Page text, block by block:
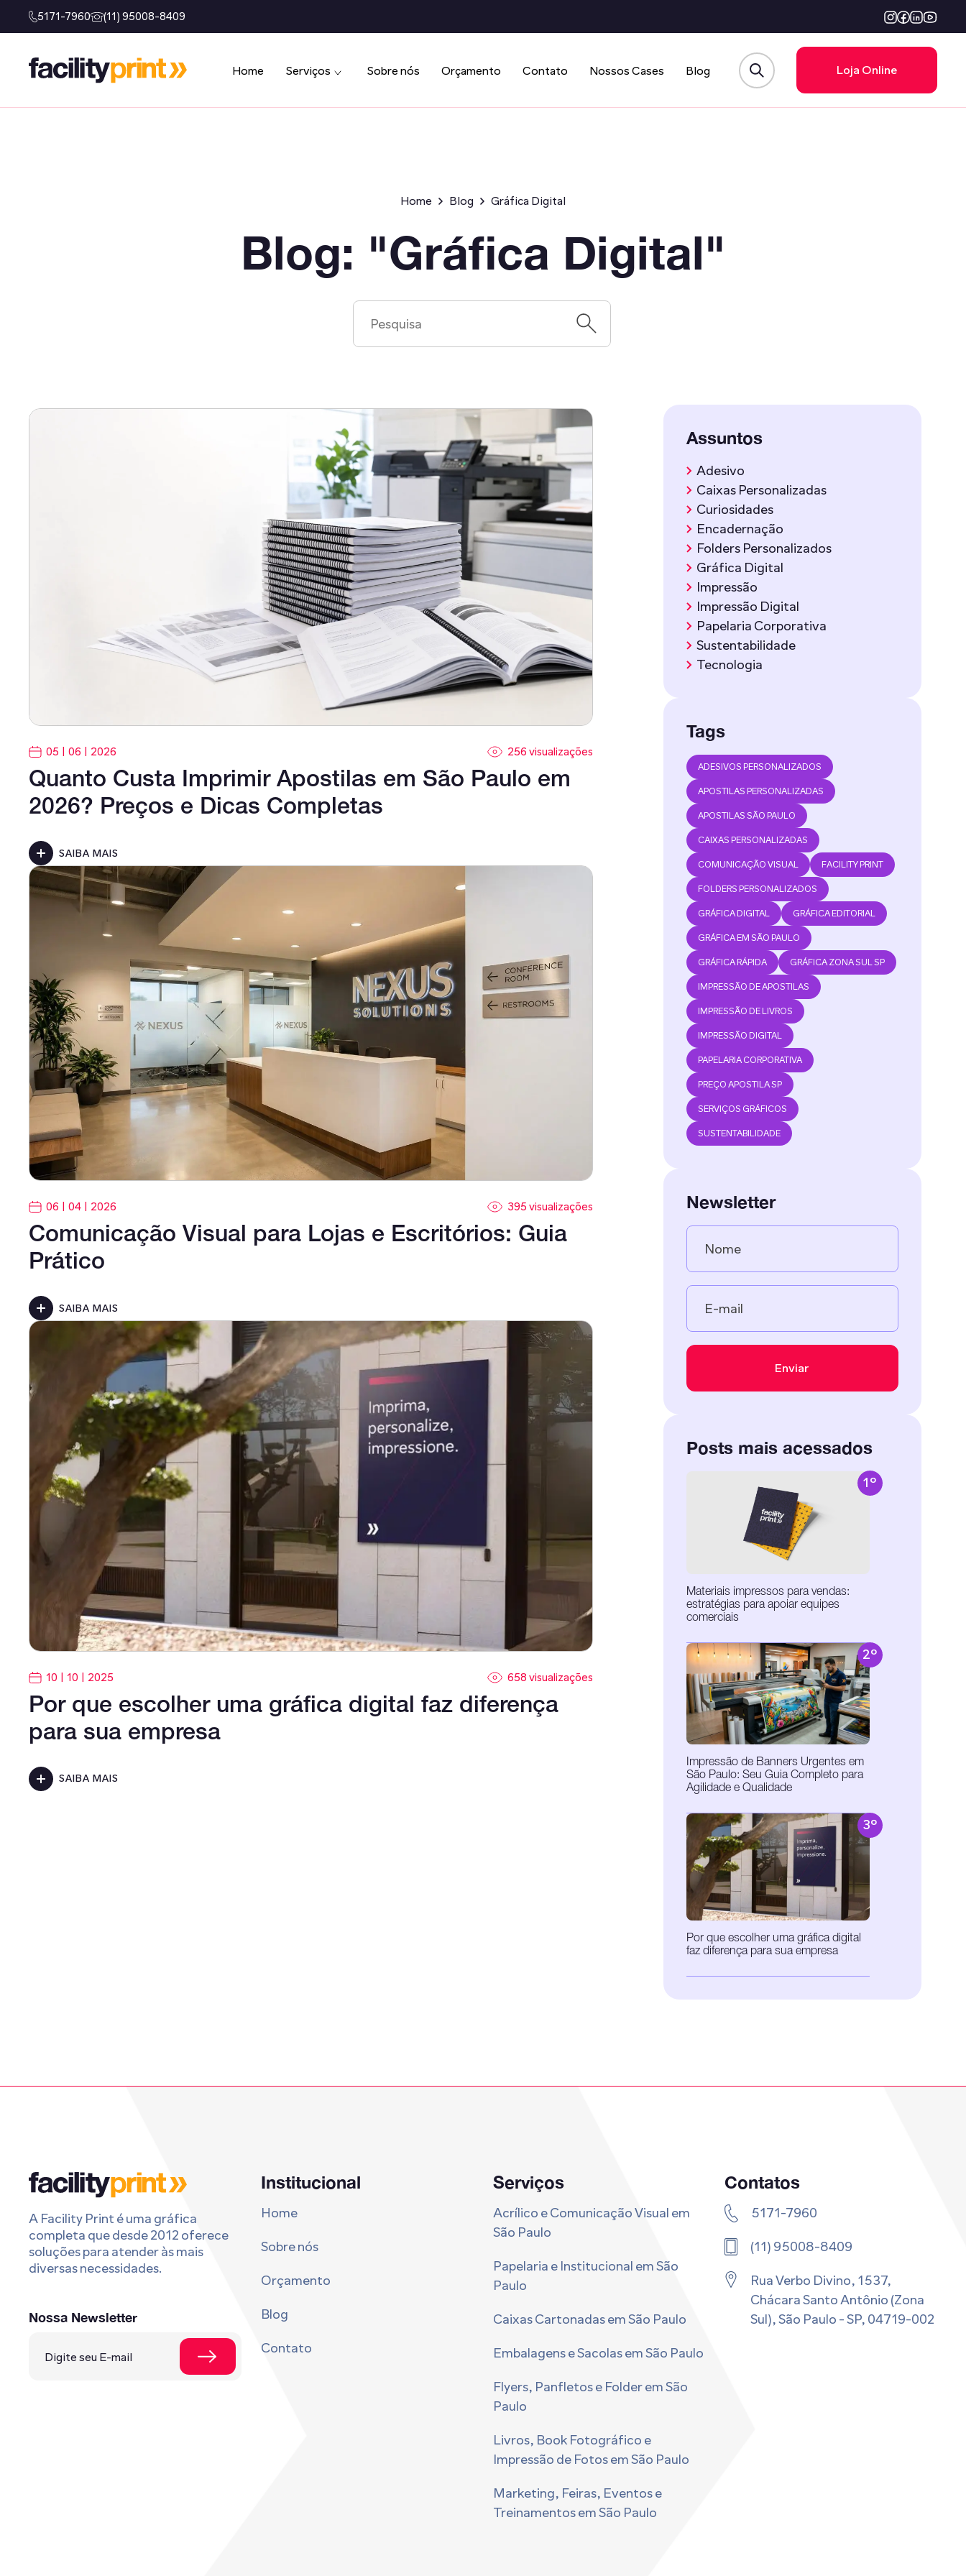
5171-7960 (11) 95008-8409
Home Serviços Sobre nós Orçamento Contato Nossos Cases Blog Loja Online
Home Blog Gráfica Digital
Blog: "Gráfica Digital"
05 | 06 | 2026 256 visualizações
Quanto Custa Imprimir Apostilas em São Paulo em
2026? Preços e Dicas Completas
SAIBA MAIS
06 | 04 | 2026 395 visualizações
Comunicação Visual para Lojas e Escritórios: Guia
Prático
SAIBA MAIS
10 | 10 | 2025 658 visualizações
Por que escolher uma gráfica digital faz diferença
para sua empresa
SAIBA MAIS
Assuntos
Adesivo
Caixas Personalizadas
Curiosidades
Encadernação
Folders Personalizados
Gráfica Digital
Impressão
Impressão Digital
Papelaria Corporativa
Sustentabilidade
Tecnologia
Tags
ADESIVOS PERSONALIZADOS
APOSTILAS PERSONALIZADAS
APOSTILAS SÃO PAULO
CAIXAS PERSONALIZADAS
COMUNICAÇÃO VISUAL FACILITY PRINT
FOLDERS PERSONALIZADOS
GRÁFICA DIGITAL GRÁFICA EDITORIAL
GRÁFICA EM SÃO PAULO
GRÁFICA RÁPIDA GRÁFICA ZONA SUL SP
IMPRESSÃO DE APOSTILAS
IMPRESSÃO DE LIVROS
IMPRESSÃO DIGITAL
PAPELARIA CORPORATIVA
PREÇO APOSTILA SP
SERVIÇOS GRÁFICOS
SUSTENTABILIDADE
Newsletter
Posts mais acessados
Materiais impressos para vendas:
estratégias para apoiar equipes
comerciais
1º
Impressão de Banners Urgentes em
São Paulo: Seu Guia Completo para
Agilidade e Qualidade
2º
Por que escolher uma gráfica digital
faz diferença para sua empresa
3º
A Facility Print é uma gráfica
completa que desde 2012 oferece
soluções para atender às mais
diversas necessidades.
Nossa Newsletter
Institucional
Home
Sobre nós
Orçamento
Blog
Contato
Serviços
Acrílico e Comunicação Visual em
São Paulo
Papelaria e Institucional em São
Paulo
Caixas Cartonadas em São Paulo
Embalagens e Sacolas em São Paulo
Flyers, Panfletos e Folder em São
Paulo
Livros, Book Fotográfico e
Impressão de Fotos em São Paulo
Marketing, Feiras, Eventos e
Treinamentos em São Paulo
Contatos
5171-7960
(11) 95008-8409
Rua Verbo Divino, 1537,
Chácara Santo Antônio (Zona
Sul), São Paulo - SP, 04719-002 ​